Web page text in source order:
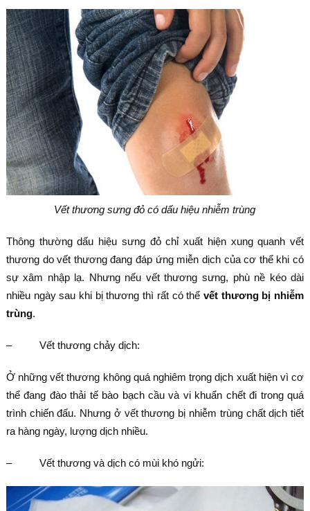
Vết thương sưng đỏ có dấu hiệu nhiễm trùng
Thông thường dấu hiệu sưng đỏ chỉ xuất hiện xung quanh vết
thương do vết thương đang đáp ứng miễn dịch của cơ thể khi có
sự xâm nhập lạ. Nhưng nếu vết thương sưng, phù nề kéo dài
nhiều ngày sau khi bị thương thì rất có thể vết thương bị nhiễm
trùng.
– Vết thương chảy dịch:
Ở những vết thương không quá nghiêm trọng dịch xuất hiện vì cơ
thể đang đào thải tế bào bạch cầu và vi khuẩn chết đi trong quá
trình chiến đấu. Nhưng ở vết thương bị nhiễm trùng chất dịch tiết
ra hàng ngày, lượng dịch nhiều.
– Vết thương và dịch có mùi khó ngửi: